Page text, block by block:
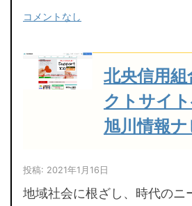
コメントなし
北央信用
クトサイ
旭川情報
投稿: 2021年1月16日
地域社会に根ざし、時代のニ